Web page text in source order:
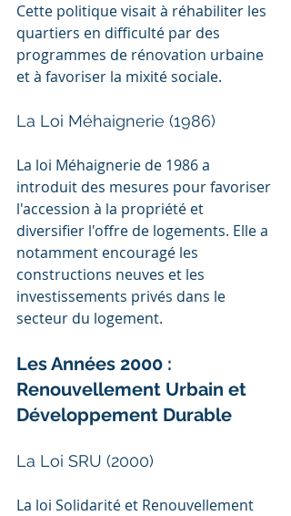
Cette politique visait à réhabiliter les
quartiers en difficulté par des
programmes de rénovation urbaine
et à favoriser la mixité sociale.
La Loi Méhaignerie (1986)
La loi Méhaignerie de 1986 a
introduit des mesures pour favoriser
l'accession à la propriété et
diversifier l'offre de logements. Elle a
notamment encouragé les
constructions neuves et les
investissements privés dans le
secteur du logement.
Les Années 2000 :
Renouvellement Urbain et
Développement Durable
La Loi SRU (2000)
La loi Solidarité et Renouvellement